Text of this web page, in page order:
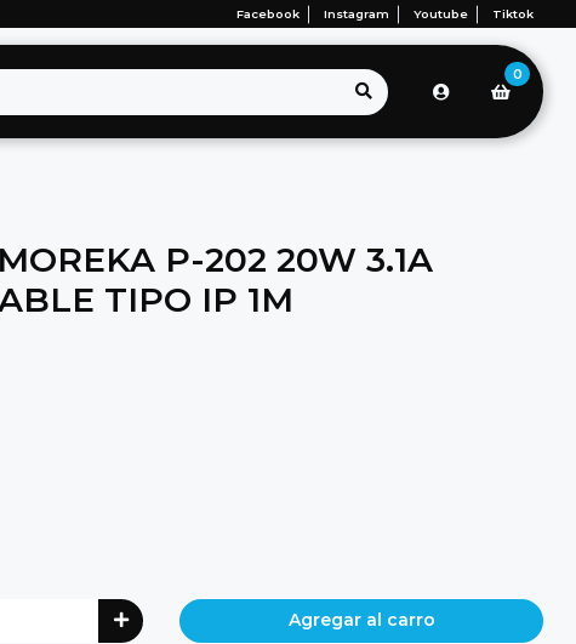
Facebook Instagram Youtube Tiktok
0
P-202 20W 3.1A
TIPO IP 1M
Agregar al carro